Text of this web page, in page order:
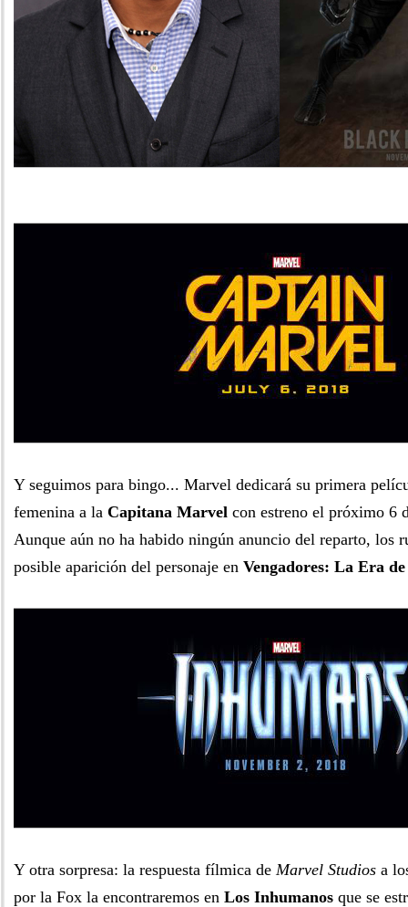
Y seguimos para bingo... Marvel dedicará su primera
femenina a la Capitana Marvel con estreno el próximo 6
Aunque aún no ha habido ningún anuncio del reparto, los
posible aparición del personaje en Vengadores: La Era
Y otra sorpresa: la respuesta fílmica de Marvel Studios a
por la Fox la encontraremos en Los Inhumanos que se